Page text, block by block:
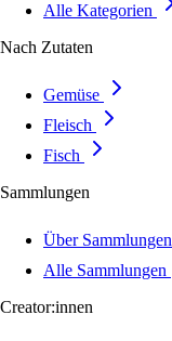
Alle Kategorien
Nach Zutaten
Gemüse
Fleisch
Fisch
Sammlungen
Über Sammlungen
Alle Sammlungen
Creator:innen